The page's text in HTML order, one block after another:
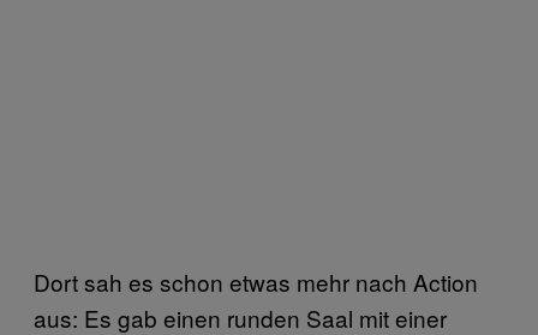
Dort sah es schon etwas mehr nach Action
aus: Es gab einen runden Saal mit einer